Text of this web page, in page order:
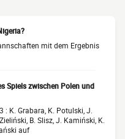
mit dem Ergebnis
Spiels zwischen Polen und
: K. Grabara, K. Potulski, J.
B. Slisz, J. Kamiński, K.
auf